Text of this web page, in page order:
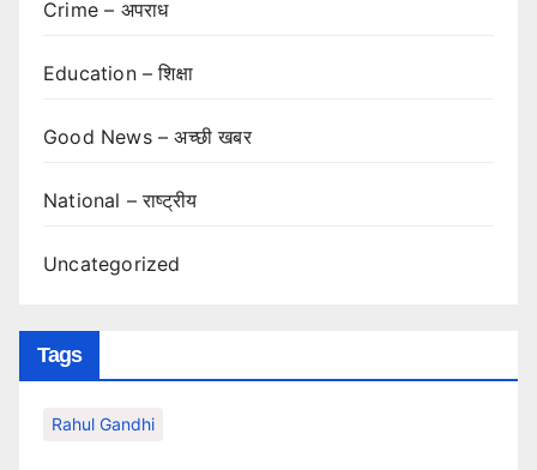
Crime – अपराध
Education – शिक्षा
Good News – अच्छी खबर
National – राष्ट्रीय
Uncategorized
Tags
Rahul Gandhi